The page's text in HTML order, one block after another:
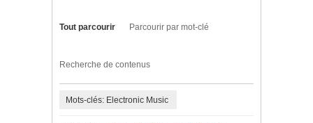
Tout parcourir Parcourir par mot-clé
Recherche de contenus
Mots-clés: Electronic Music